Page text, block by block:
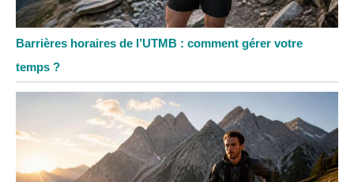
Barrières horaires de l’UTMB : comment gérer votre
temps ?